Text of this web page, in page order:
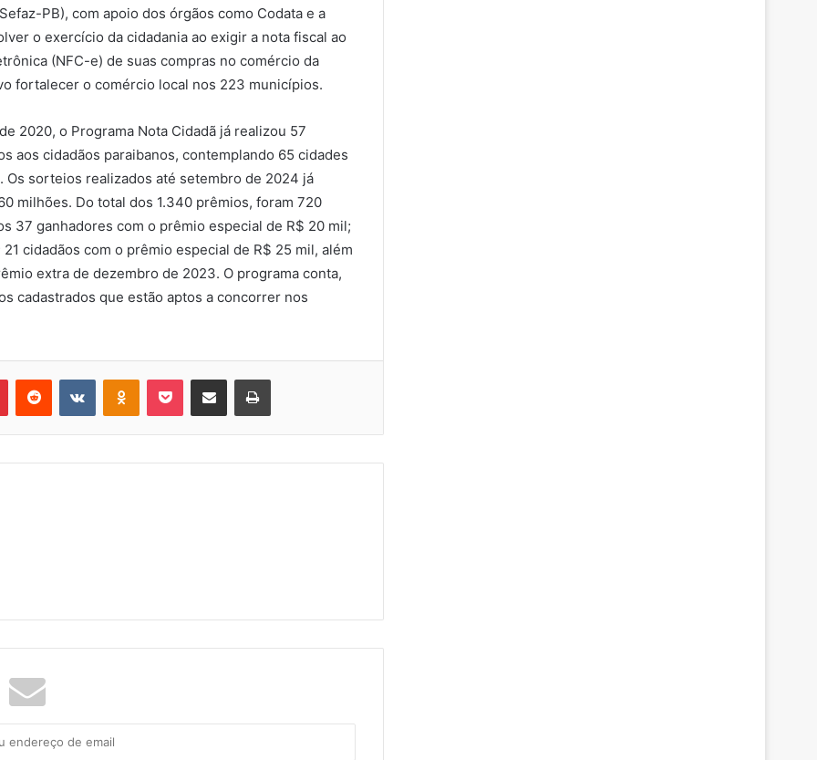
PB), com apoio dos órgãos como Codata e a
o exercício da cidadania ao exigir a nota fiscal ao
(NFC-e) de suas compras no comércio da
fortalecer o comércio local nos 223 municípios.
2020, o Programa Nota Cidadã já realizou 57
aos cidadãos paraibanos, contemplando 65 cidades
sorteios realizados até setembro de 2024 já
milhões. Do total dos 1.340 prêmios, foram 720
37 ganhadores com o prêmio especial de R$ 20 mil;
cidadãos com o prêmio especial de R$ 25 mil, além
extra de dezembro de 2023. O programa conta,
cadastrados que estão aptos a concorrer nos